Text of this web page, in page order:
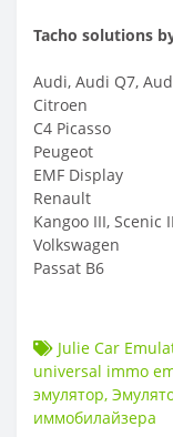
Tacho solutions
Audi, Audi Q7,
Citroen
C4 Picasso
Peugeot
EMF Display
Renault
Kangoo III, Scenic
Volkswagen
Passat B6
Julie Car
universal immo
эмулятор,
иммобилайзера